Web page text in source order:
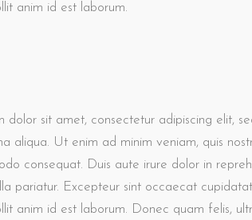
anim id est laborum.
dolor sit amet, consectetur adipiscing elit,
aliqua. Ut enim ad minim veniam, quis
consequat. Duis aute irure dolor in
pariatur. Excepteur sint occaecat
anim id est laborum. Donec quam felis,